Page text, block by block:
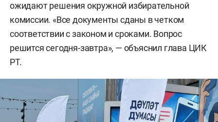
ожидают решения окружной избирательной
комиссии. «Все документы сданы в четком
соответствии с законом и сроками. Вопрос
решится сегодня-завтра», — объяснил глава ЦИК
РТ.